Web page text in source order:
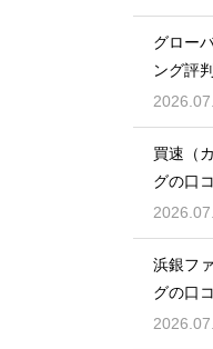
グロー
ング評
対応の
買速（
グの口
金を大
浜銀フ
グの口
心感を